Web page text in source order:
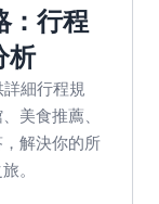
：行程
析
細行程規
美食推薦、
解決你的所
。